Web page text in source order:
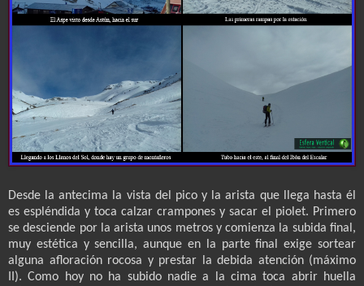
Desde la antecima la vista del pico y la arista que llega hasta él
es espléndida y toca calzar crampones y sacar el piolet. Primero
se desciende por la arista unos metros y comienza la subida final,
muy estética y sencilla, aunque en la parte final exige sortear
alguna afloración rocosa y prestar la debida atención (máximo
II). Como hoy no ha subido nadie a la cima toca abrir huella